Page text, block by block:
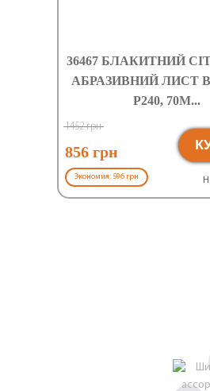
36467 БЛАКИТНИЙ
АБРАЗИВНИЙ ЛИСТ
Р240, 70М...
1452 грн
856 грн
Экономия: 596 грн